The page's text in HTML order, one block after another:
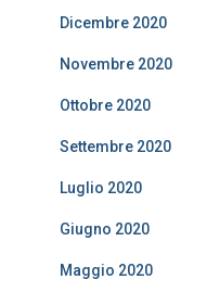
Dicembre 2020
Novembre 2020
Ottobre 2020
Settembre 2020
Luglio 2020
Giugno 2020
Maggio 2020